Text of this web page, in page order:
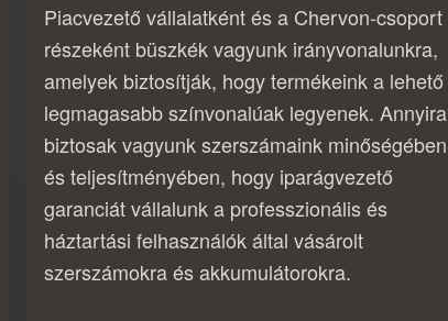
Piacvezető vállalatként és a Chervon-csoport
részeként büszkék vagyunk irányvonalunkra,
amelyek biztosítják, hogy termékeink a lehető
legmagasabb színvonalúak legyenek. Annyira
biztosak vagyunk szerszámaink minőségében
és teljesítményében, hogy iparágvezető
garanciát vállalunk a professzionális és
háztartási felhasználók által vásárolt
szerszámokra és akkumulátorokra.